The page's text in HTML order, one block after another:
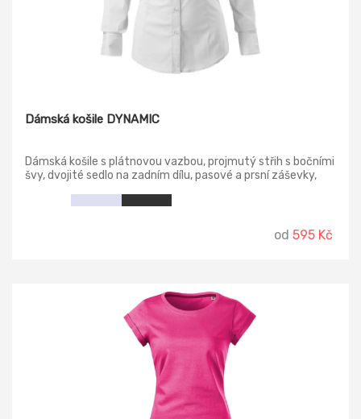
Dámská košile DYNAMIC
Dámská košile s plátnovou vazbou, projmutý střih s bočními
švy, dvojité sedlo na zadním dílu, pasové a prsní záševky,
od 595 Kč